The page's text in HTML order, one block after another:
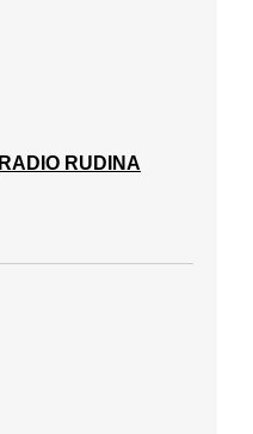
RADIO RUDINA